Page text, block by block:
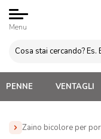
Menu
PENNE VENTAGLI
Zaino bicolore per